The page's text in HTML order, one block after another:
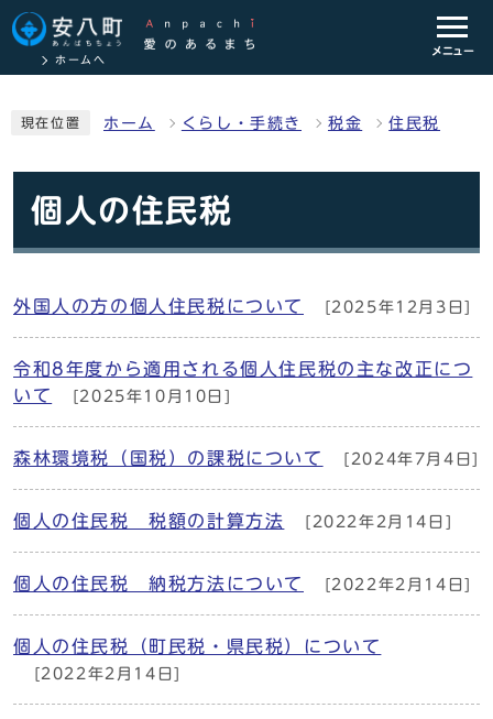
ホームへ
メニュー
現在位置 ホーム くらし・手続き 税金 住民税
個人の住民税
外国人の方の個人住民税について [2025年12月3日]
令和8年度から適用される個人住民税の主な改正につ
いて
[2025年10月10日]
森林環境税（国税）の課税について [2024年7月4日]
個人の住民税 税額の計算方法 [2022年2月14日]
個人の住民税 納税方法について [2022年2月14日]
個人の住民税（町民税・県民税）について
[2022年2月14日]